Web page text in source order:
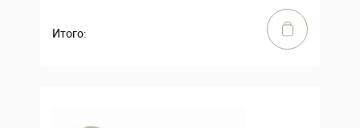
Итого: